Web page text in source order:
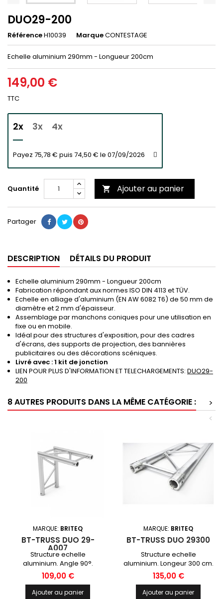
DUO29-200
RéférenceH10039 MarqueCONTESTAGE
Echelle aluminium 290mm - Longueur 200cm
149,00 €
TTC
2x 3x 4x
Payez 75,78 € puis 74,50 € le 07/09/2026
Quantité  Ajouter au panier
Partager
DESCRIPTION DÉTAILS DU PRODUIT
Echelle aluminium 290mm - Longueur 200cm
Fabrication répondant aux normes ISO DIN 4113 et TÜV.
Echelle en alliage d'aluminium (EN AW 6082 T6) de 50 mm de
diamètre et 2 mm d'épaisseur.
Assemblage par manchons coniques pour une utilisation en
fixe ou en mobile.
Idéal pour des structures d'exposition, pour des cadres
d'écrans, des supports de projection, des bannières
publicitaires ou des décorations scéniques.
Livré avec : 1 kit de jonction
LIEN POUR PLUS D'INFORMATION ET TELECHARGEMENTS: DUO29-
200
8 AUTRES PRODUITS DANS LA MÊME CATÉGORIE :
>
<
MARQUE: BRITEQ
BT-TRUSS DUO 29-
A007
Structure echelle
aluminium. Angle 90°.
Prix
109,00 €
Ajouter au panier
MARQUE: BRITEQ
BT-TRUSS DUO 29300
Structure echelle
aluminium. Longeur 300 cm.
Prix
135,00 €
Ajouter au panier